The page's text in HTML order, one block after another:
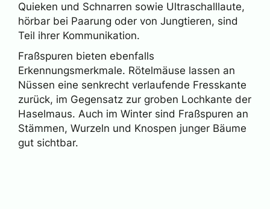
Quieken und Schnarren sowie Ultraschalllaute,
hörbar bei Paarung oder von Jungtieren, sind
Teil ihrer Kommunikation.
Fraßspuren bieten ebenfalls
Erkennungsmerkmale. Rötelmäuse lassen an
Nüssen eine senkrecht verlaufende Fresskante
zurück, im Gegensatz zur groben Lochkante der
Haselmaus. Auch im Winter sind Fraßspuren an
Stämmen, Wurzeln und Knospen junger Bäume
gut sichtbar.